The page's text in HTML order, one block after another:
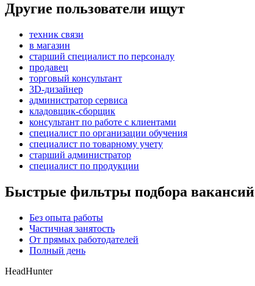
Другие пользователи ищут
техник связи
в магазин
старший специалист по персоналу
продавец
торговый консультант
3D-дизайнер
администратор сервиса
кладовщик-сборщик
консультант по работе с клиентами
специалист по организации обучения
специалист по товарному учету
старший администратор
специалист по продукции
Быстрые фильтры подбора вакансий
Без опыта работы
Частичная занятость
От прямых работодателей
Полный день
HeadHunter